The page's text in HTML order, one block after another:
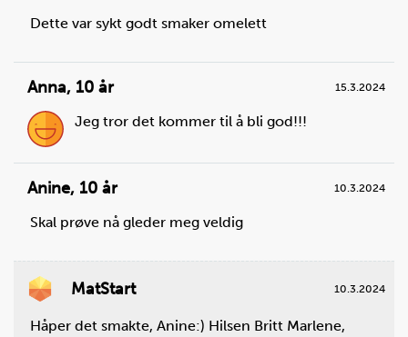
Steg2
Dette var sykt godt smaker omelett
Anna, 10 år 15.3.2024
Jeg tror det kommer til å bli god!!!
Anine, 10 år 10.3.2024
Skal prøve nå gleder meg veldig
MatStart 10.3.2024
Håper det smakte, Anine:) Hilsen Britt Marlene,